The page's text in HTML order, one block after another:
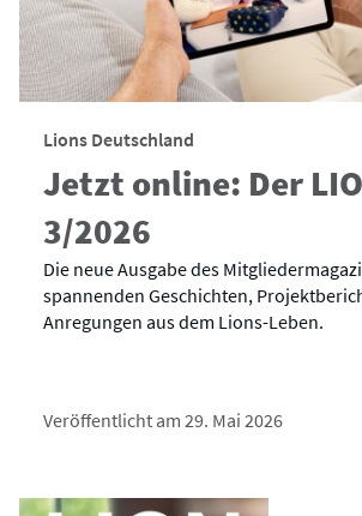
Lions Deutschland
Jetzt online: Der
3/2026
Die neue Ausgabe des
spannenden Geschichten,
Anregungen aus dem Lions-Leben.
Veröffentlicht am 29. Mai 2026